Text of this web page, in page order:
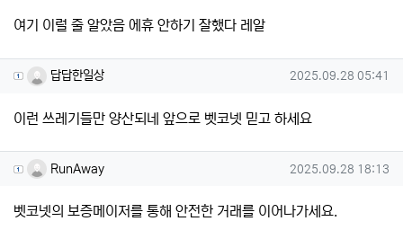
여기 이럴 줄 알았음 에휴 안하기 잘했다 레알
답답한일상님의 댓글
답답한일상 작성일
2025.09.28 05:41
이런 쓰레기들만 양산되네 앞으로 벳코넷 믿고 하세요
RunAway님의 댓글
RunAway 작성일
2025.09.28 18:13
벳코넷의 보증메이저를 통해 안전한 거래를 이어나가세요.